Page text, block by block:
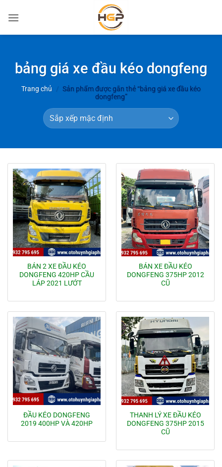
qua
bảng giá xe đầu kéo dongfeng
Trang chủ / Sản phẩm được gắn thẻ “bảng giá xe đầu kéo
dongfeng”
BÁN 2 XE ĐẦU KÉO
DONGFENG 420HP CẦU
LÁP 2021 LƯỚT
BÁN XE ĐẦU KÉO
DONGFENG 375HP 2012
CŨ
ĐẦU KÉO DONGFENG
2019 400HP VÀ 420HP
THANH LÝ XE ĐẦU KÉO
DONGFENG 375HP 2015
CŨ